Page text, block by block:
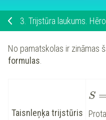
3. Trijstūra laukums.
No pamatskolas ir zināmas
formulas.
Taisnleņķa trijstūris
S =